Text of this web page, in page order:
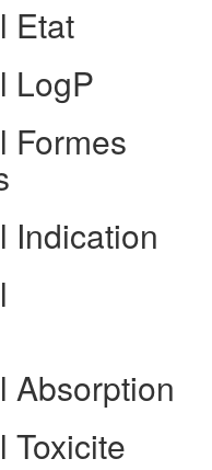
Etat
LogP
Formes
Indication
Absorption
Toxicite